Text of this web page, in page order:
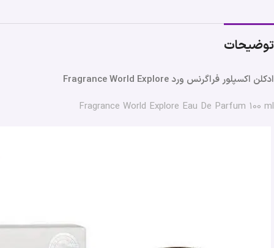
توضیحات
ادکلن اکسپلور فراگرنس ورد Fragrance World Explore
Fragrance World Explore Eau De Parfum 100 ml